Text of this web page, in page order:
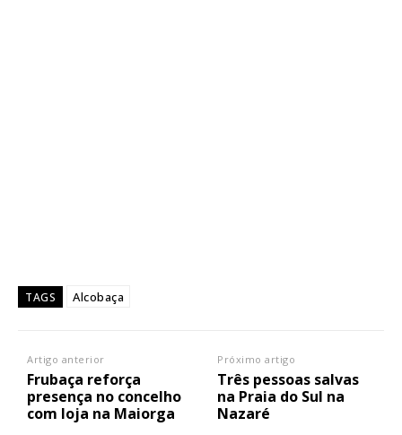
TAGS Alcobaça
Artigo anterior
Frubaça reforça
presença no concelho
com loja na Maiorga
Próximo artigo
Três pessoas salvas
na Praia do Sul na
Nazaré